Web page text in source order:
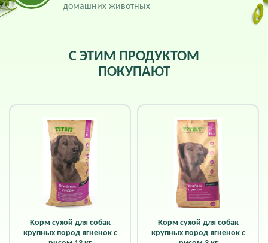
домашних животных
С ЭТИМ ПРОДУКТОМ
ПОКУПАЮТ
Корм сухой для собак
крупных пород ягненок с
Корм сухой для собак
крупных пород ягненок с